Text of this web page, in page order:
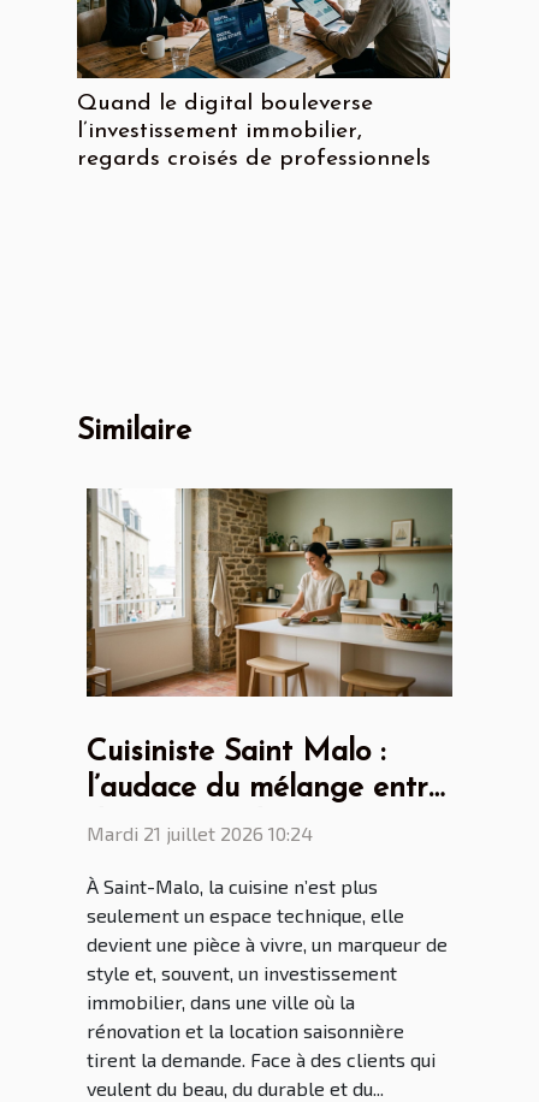
Quand le digital bouleverse
l’investissement immobilier,
regards croisés de professionnels
Similaire
Cuisiniste Saint Malo :
l’audace du mélange entre
design scandinave et
Mardi 21 juillet 2026 10:24
À Saint-Malo, la cuisine n’est plus
seulement un espace technique, elle
devient une pièce à vivre, un marqueur de
style et, souvent, un investissement
immobilier, dans une ville où la
rénovation et la location saisonnière
tirent la demande. Face à des clients qui
veulent du beau, du durable et du...